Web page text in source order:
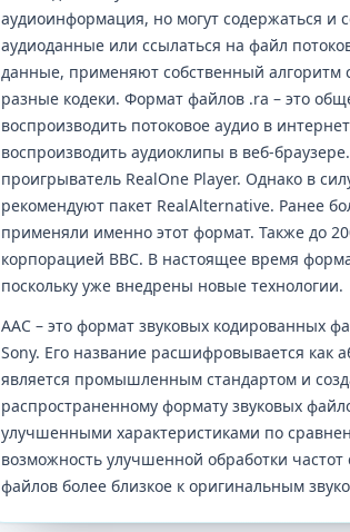
аудиоинформация, но могут содержаться и
аудиоданные или ссылаться на файл
данные, применяют собственный
разные кодеки. Формат файлов .ra – это
воспроизводить потоковое аудио в
воспроизводить аудиоклипы в веб-
проигрыватель RealOne Player. Однако в
рекомендуют пакет RealAlternative. Ранее
применяли именно этот формат. Также до
корпорацией BBC. В настоящее время
поскольку уже внедрены новые технологии.
AAC – это формат звуковых кодированных
Sony. Его название расшифровывается как
является промышленным стандартом и
распространенному формату звуковых
улучшенными характеристиками по
возможность улучшенной обработки
файлов более близкое к оригинальным